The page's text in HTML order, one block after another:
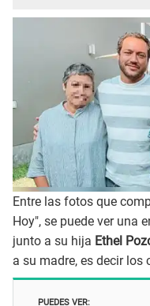
Entre las fotos que
Hoy", se puede ver una
junto a su hija Ethel
a su madre, es decir
PUEDES VER: